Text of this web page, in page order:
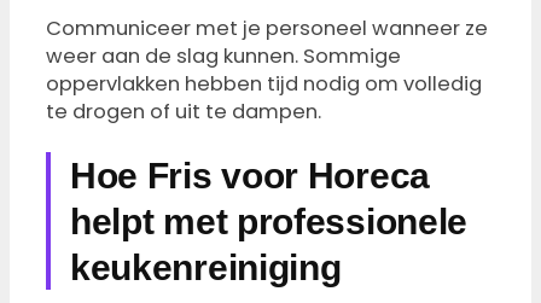
Communiceer met je personeel wanneer ze
weer aan de slag kunnen. Sommige
oppervlakken hebben tijd nodig om volledig
te drogen of uit te dampen.
Hoe Fris voor Horeca
helpt met professionele
keukenreiniging